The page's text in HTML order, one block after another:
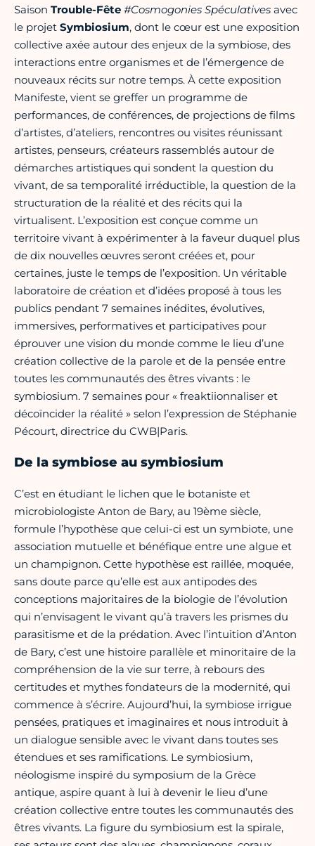
Saison Trouble-Fête #Cosmogonies Spéculatives avec
le projet Symbiosium, dont le cœur est une exposition
collective axée autour des enjeux de la symbiose, des
interactions entre organismes et de l’émergence de
nouveaux récits sur notre temps. À cette exposition
Manifeste, vient se greffer un programme de
performances, de conférences, de projections de films
d’artistes, d’ateliers, rencontres ou visites réunissant
artistes, penseurs, créateurs rassemblés autour de
démarches artistiques qui sondent la question du
vivant, de sa temporalité irréductible, la question de la
structuration de la réalité et des récits qui la
virtualisent. L’exposition est conçue comme un
territoire vivant à expérimenter à la faveur duquel plus
de dix nouvelles œuvres seront créées et, pour
certaines, juste le temps de l’exposition. Un véritable
laboratoire de création et d’idées proposé à tous les
publics pendant 7 semaines inédites, évolutives,
immersives, performatives et participatives pour
éprouver une vision du monde comme le lieu d’une
création collective de la parole et de la pensée entre
toutes les communautés des êtres vivants : le
symbiosium. 7 semaines pour « freaktiionnaliser et
décoïncider la réalité » selon l’expression de Stéphanie
Pécourt, directrice du CWB|Paris.
De la symbiose au symbiosium
C’est en étudiant le lichen que le botaniste et
microbiologiste Anton de Bary, au 19ème siècle,
formule l’hypothèse que celui-ci est un symbiote, une
association mutuelle et bénéfique entre une algue et
un champignon. Cette hypothèse est raillée, moquée,
sans doute parce qu’elle est aux antipodes des
conceptions majoritaires de la biologie de l’évolution
qui n’envisagent le vivant qu’à travers les prismes du
parasitisme et de la prédation. Avec l’intuition d’Anton
de Bary, c’est une histoire parallèle et minoritaire de la
compréhension de la vie sur terre, à rebours des
certitudes et mythes fondateurs de la modernité, qui
commence à s’écrire. Aujourd’hui, la symbiose irrigue
pensées, pratiques et imaginaires et nous introduit à
un dialogue sensible avec le vivant dans toutes ses
étendues et ses ramifications. Le symbiosium,
néologisme inspiré du symposium de la Grèce
antique, aspire quant à lui à devenir le lieu d’une
création collective entre toutes les communautés des
êtres vivants. La figure du symbiosium est la spirale,